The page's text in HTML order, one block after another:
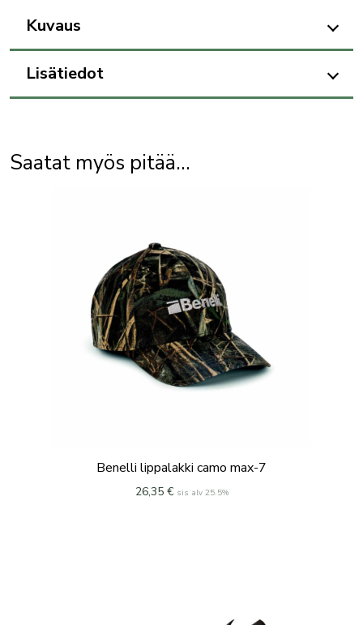
Kuvaus
Lisätiedot
Saatat myös pitää...
Benelli lippalakki camo max-7
26,35 € sis alv 25.5%